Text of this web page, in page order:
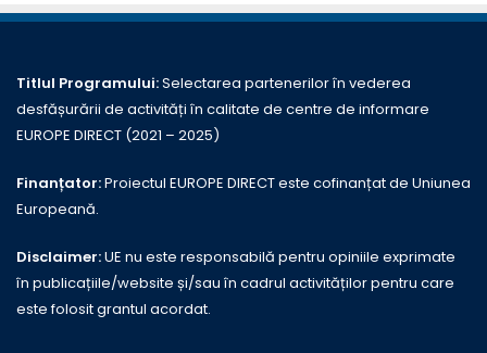
Titlul Programului:Selectarea partenerilor în vederea
desfășurării de activități în calitate de centre de informare
EUROPE DIRECT (2021 – 2025)
Finanțator:Proiectul EUROPE DIRECT este cofinanțat de Uniunea
Europeană.
Disclaimer:UE nu este responsabilă pentru opiniile exprimate
în publicațiile/website și/sau în cadrul activităților pentru care
este folosit grantul acordat.